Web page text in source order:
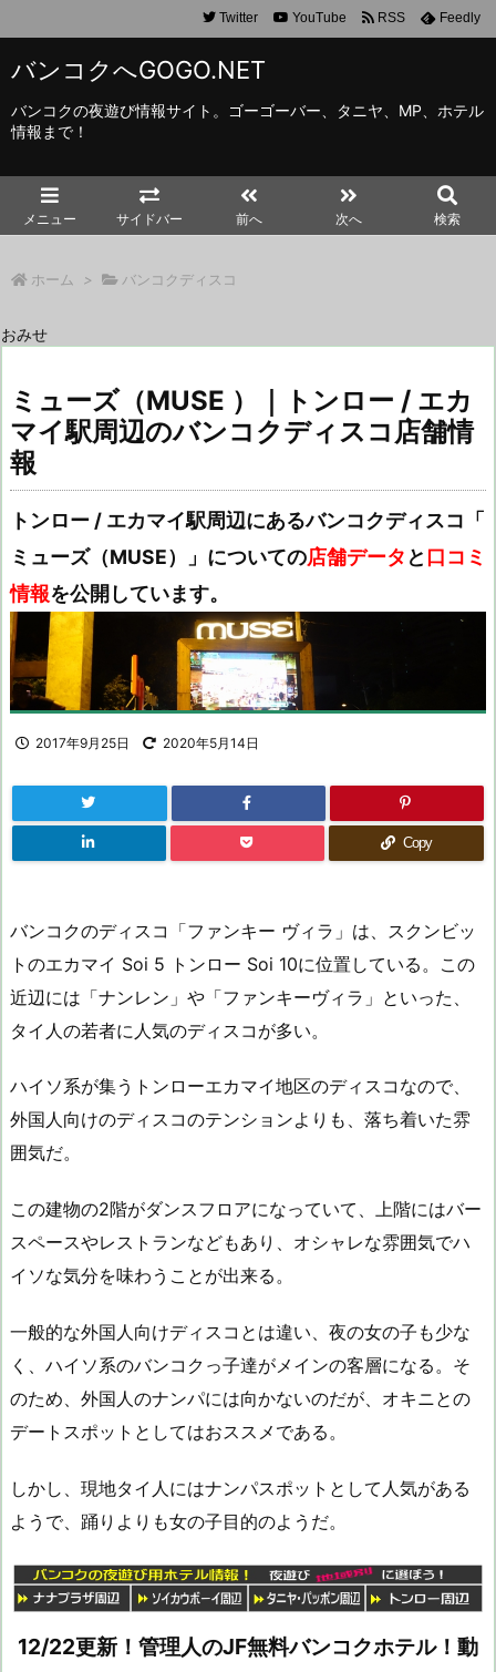
バンコクへGOGO.NET
バンコクの夜遊び情報サイト。ゴーゴーバー、タニヤ、MP、ホテル
情報まで！
メニュー サイドバー 前へ 次へ 検索
Twitter YouTube RSS Feedly
ホーム > バンコクディスコ
おみせ
ミューズ（MUSE ）｜トンロー / エカ
マイ駅周辺のバンコクディスコ店舗情
報
トンロー / エカマイ駅周辺にあるバンコクディスコ「
ミューズ（MUSE）」についての店舗データ と 口コミ
情報を公開しています。
2017年9月25日 2020年5月14日
Copy
バンコクのディスコ「ファンキー ヴィラ」は、スクンビッ
トのエカマイ Soi 5 トンロー Soi 10に位置している。この
近辺には「ナンレン」や「ファンキーヴィラ」といった、
タイ人の若者に人気のディスコが多い。
ハイソ系が集うトンローエカマイ地区のディスコなので、
外国人向けのディスコのテンションよりも、落ち着いた雰
囲気だ。
この建物の2階がダンスフロアになっていて、上階にはバー
スペースやレストランなどもあり、オシャレな雰囲気でハ
イソな気分を味わうことが出来る。
一般的な外国人向けディスコとは違い、夜の女の子も少な
く、ハイソ系のバンコクっ子達がメインの客層になる。そ
のため、外国人のナンパには向かないのだが、オキニとの
デートスポットとしてはおススメである。
しかし、現地タイ人にはナンパスポットとして人気がある
ようで、踊りよりも女の子目的のようだ。
12/22更新！管理人のJF無料バンコクホテル！動